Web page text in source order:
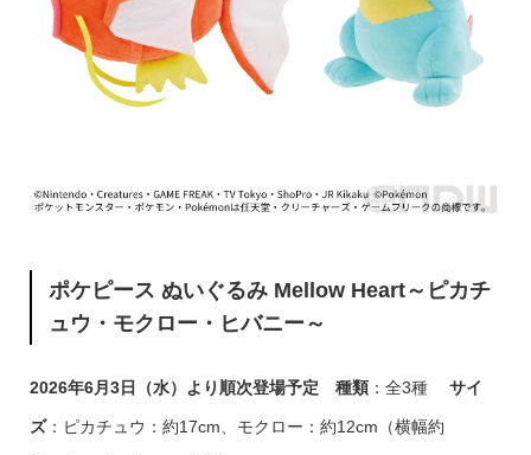
ポケピース ぬいぐるみ Mellow Heart～ピカチ
ュウ・モクロー・ヒバニー～
2026年6月3日（水）より順次登場予定 種類：全3種 サイ
ズ：ピカチュウ：約17cm、モクロー：約12cm（横幅約